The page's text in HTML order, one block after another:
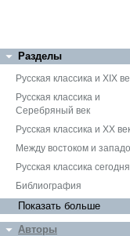
Разделы
Русская классика и XIX
Русская классика и
Серебряный век
Русская классика и XX
Между востоком и
Русская классика сегодня
Библиография
Показать больше
Авторы